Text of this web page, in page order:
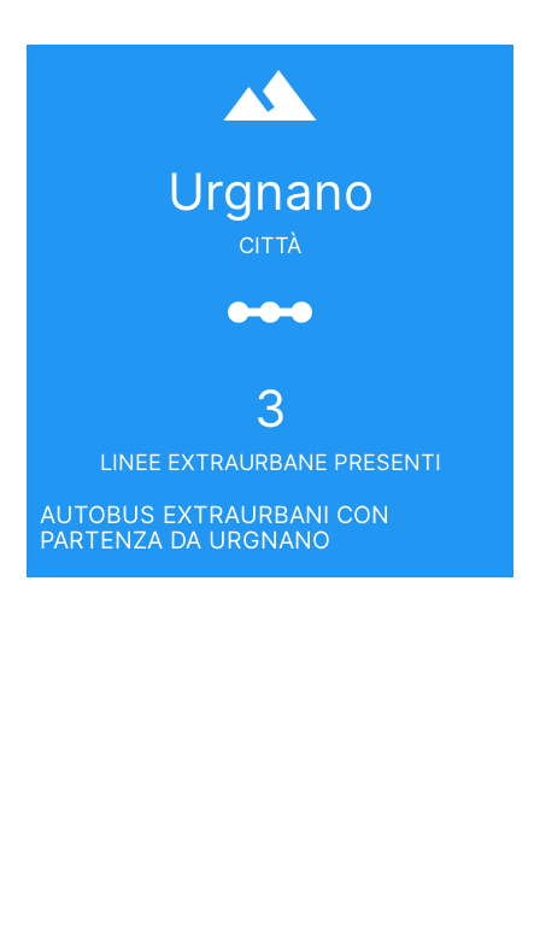
filter_hdr
Urgnano
CITTÀ
linear_scale
3
LINEE EXTRAURBANE PRESENTI
AUTOBUS EXTRAURBANI CON
PARTENZA DA URGNANO